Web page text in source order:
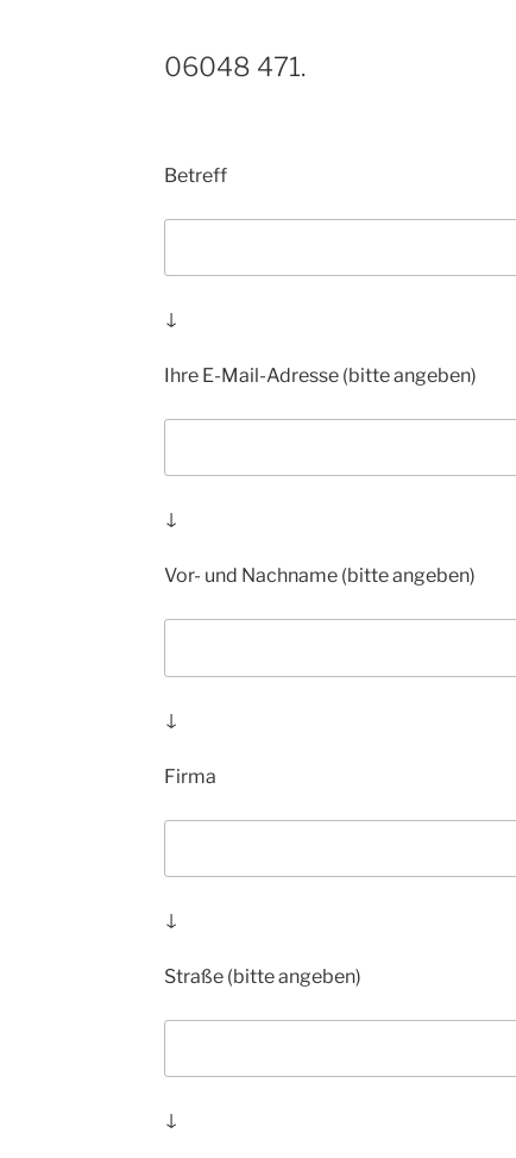
06048 471.
Betreff
↓
Ihre E-Mail-Adresse (bitte angeben)
↓
Vor- und Nachname (bitte angeben)
↓
Firma
↓
Straße (bitte angeben)
↓